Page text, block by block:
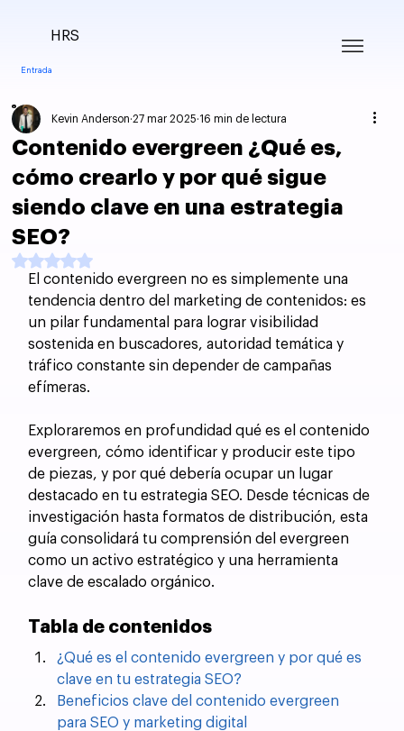
Entrada
HRS
Contenido evergreen ¿Qué es,
cómo crearlo y por qué sigue
siendo clave en una estrategia
SEO?
Kevin Anderson 27 mar 2025 16 min de lectura
Obtuvo NaN de 5 estrellas.
El contenido evergreen no es simplemente una
tendencia dentro del marketing de contenidos: es
un pilar fundamental para lograr visibilidad
sostenida en buscadores, autoridad temática y
tráfico constante sin depender de campañas
efímeras.
Exploraremos en profundidad qué es el contenido
evergreen, cómo identificar y producir este tipo
de piezas, y por qué debería ocupar un lugar
destacado en tu estrategia SEO. Desde técnicas de
investigación hasta formatos de distribución, esta
guía consolidará tu comprensión del evergreen
como un activo estratégico y una herramienta
clave de escalado orgánico.
Tabla de contenidos
¿Qué es el contenido evergreen y por qué es
clave en tu estrategia SEO?
Beneficios clave del contenido evergreen
para SEO y marketing digital